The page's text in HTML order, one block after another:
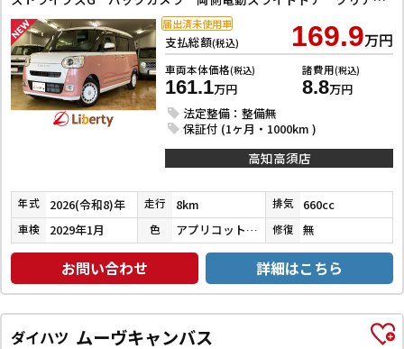
支払総額(税込) 169.9万円
車両本体価格(税込)
161.1万円
諸費用(税込)
8.8万円
法定整備：整備無
保証付 (1ヶ月・1000km )
届出済未使用車
高知高須店
年式 2026(令和8)年 走行 8km 排気 660cc
車検 2029年1月 色 アプリコットピンクメタリック／シャイニングホワイトパール 修復 無
お問い合わせ 詳細はこちら
ダイハツ ムーヴキャンバス